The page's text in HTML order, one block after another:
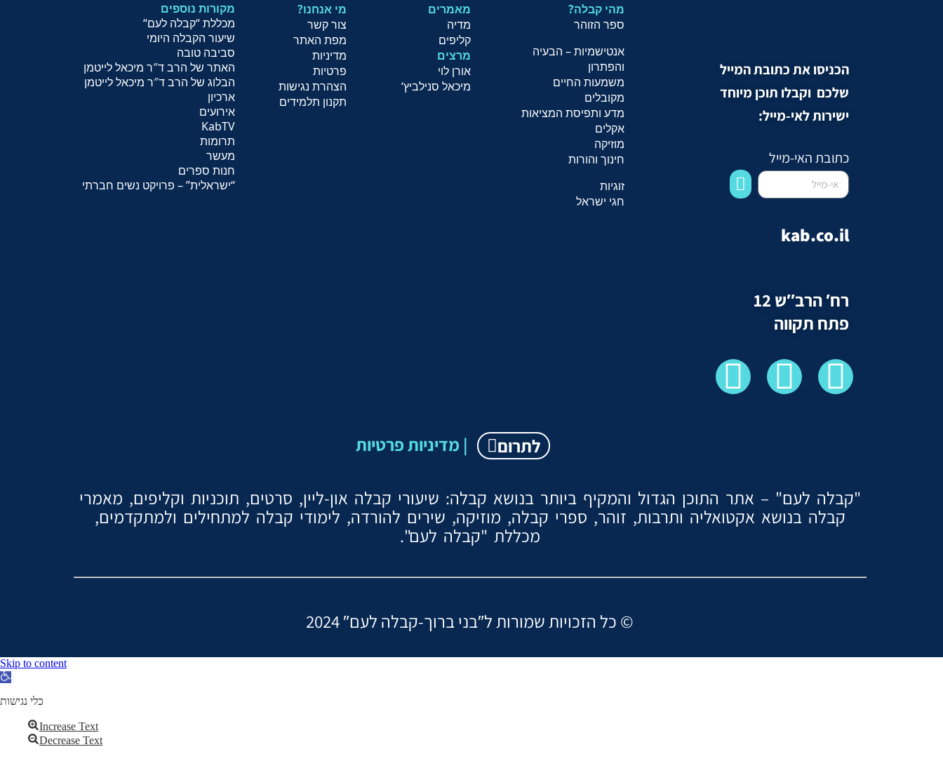
מקורות נוספים
“מכללת “קבלה לעם
שיעור הקבלה היומי
סביבה טובה
האתר של הרב ד″ר מיכאל לייטמן
הבלוג של הרב ד″ר מיכאל לייטמן
ארכיון
אירועים
KabTV
תרומות
מעשר
חנות ספרים
“ישראלית” – פרויקט נשים חברתי
?מי אנחנו
צור קשר
מפת האתר
מדיניות
פרטיות
הצהרת נגישות
תקנון תלמידים
מאמרים
מדיה
קליפים
מרצים
אורן לוי
מיכאל סנילביץ‘
מהי קבלה?
ספר הזוהר
אנטישמיות – הבעיה
והפתרון
משמעות החיים
מקובלים
מדע ותפיסת המציאות
אקלים
מוזיקה
חינוך והורות
זוגיות
חגי ישראל
הכניסו את כתובת המייל
שלכם וקבלו תוכן מיוחד
ישירות לאי-מייל:
כתובת האי-מייל
kab.co.il
רח′ הרב″ש 12
פתח תקווה
מדיניות פרטיות | לתרום
"קבלה לעם" – אתר התוכן הגדול והמקיף ביותר בנושא קבלה: שיעורי קבלה און-ליין, סרטים, תוכניות וקליפים, מאמרי
קבלה בנושא אקטואליה ותרבות, זוהר, ספרי קבלה, מוזיקה, שירים להורדה, לימודי קבלה למתחילים ולמתקדמים,
מכללת "קבלה לעם".
2024 ″כל הזכויות שמורות ל″בני ברוך-קבלה לעם ©
Skip to content
Open
כלי נגישות
Increase Text
Decrease Text